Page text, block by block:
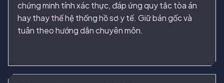
chứng minh tính xác thực, đáp ứng quy tắc tòa án
hay thay thế hệ thống hồ sơ y tế. Giữ bản gốc và
tuân theo hướng dẫn chuyên môn.